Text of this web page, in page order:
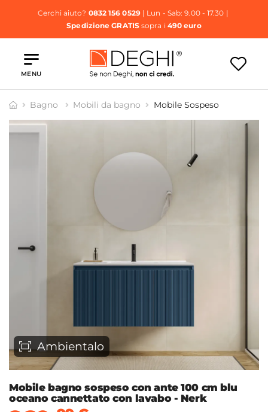
Cerchi aiuto? 0832 156 0529| Lun - Sab: 9.00 - 17.30 |
Spedizione GRATISsopra i 490 euro
MENU
Bagno Mobili da bagno Mobile Sospeso
Ambientalo
Mobile bagno sospeso con ante 100 cm blu
oceano cannettato con lavabo - Nerk